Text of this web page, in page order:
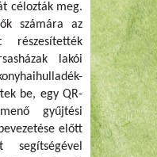
célozták meg.
számára az
részesítették
lakói
be, egy QR-
gyűjtési
előtt